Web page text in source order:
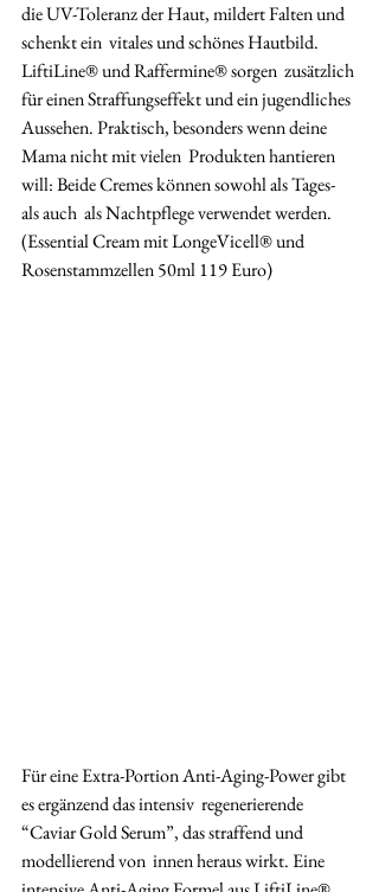
die UV-Toleranz der Haut, mildert Falten und
schenkt ein  vitales und schönes Hautbild.
LiftiLine® und Raffermine® sorgen  zusätzlich
für einen Straffungseffekt und ein jugendliches
Aussehen. Praktisch, besonders wenn deine
Mama nicht mit vielen  Produkten hantieren
will: Beide Cremes können sowohl als Tages-
als auch  als Nachtpflege verwendet werden.
(Essential Cream mit LongeVicell® und
Rosenstammzellen 50ml 119 Euro)
Für eine Extra-Portion Anti-Aging-Power gibt
es ergänzend das intensiv  regenerierende
“Caviar Gold Serum”, das straffend und
modellierend von  innen heraus wirkt. Eine